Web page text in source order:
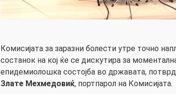
Комисијата за заразни болести утре точно
состанок на кој ќе се дискутира за
епидемиолошка состојба во државата,
Злате Мехмедовиќ, портпарол на Комисијата.